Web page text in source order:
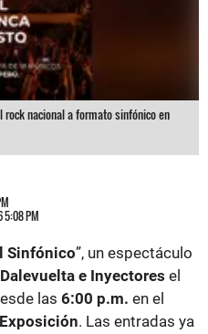
nacional a formato sinfónico en
5:08 PM
Sinfónico”, un espectáculo
e Inyectores el
las 6:00 p.m. en el
. Las entradas ya